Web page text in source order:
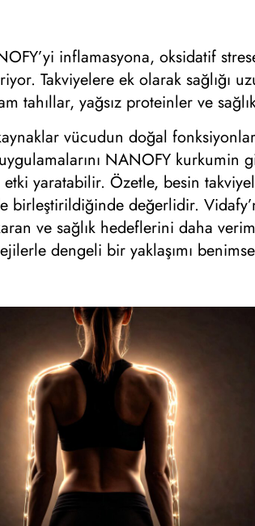
inflamasyona, oksidatif
Takviyelere ek olarak sağlığı
tahıllar, yağsız proteinler ve
vücudun doğal
NANOFY kurkumin
yaratabilir. Özetle, besin
birleştirildiğinde değerlidir.
ve sağlık hedeflerini daha
dengeli bir yaklaşımı